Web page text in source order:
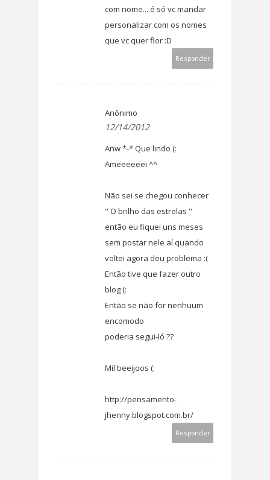
com nome... é só vc mandar
personalizar com os nomes
que vc quer flor :D
Responder
Anônimo
12/14/2012
Anw *-* Que lindo (:
Ameeeeeei ^^
Não sei se chegou conhecer
'' O brilho das estrelas ''
então eu fiquei uns meses
sem postar nele aí quando
voltei agora deu problema :(
Então tive que fazer outro
blog (:
Então se não for nenhuum
encomodo
poderia segui-ló ??
Mil beeijoos (:
http://pensamento-
jhenny.blogspot.com.br/
Responder